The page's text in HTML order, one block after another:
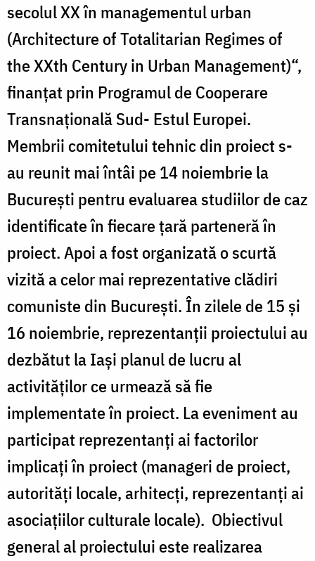
secolul XX în managementul urban
(Architecture of Totalitarian Regimes of
the XXth Century in Urban Management)“,
finanţat prin Programul de Cooperare
Transnaţională Sud- Estul Europei.
Membrii comitetului tehnic din proiect s-
au reunit mai întâi pe 14 noiembrie la
Bucureşti pentru evaluarea studiilor de caz
identificate în fiecare ţară parteneră în
proiect. Apoi a fost organizată o scurtă
vizită a celor mai reprezentative clădiri
comuniste din Bucureşti. În zilele de 15 şi
16 noiembrie, reprezentanţii proiectului au
dezbătut la Iaşi planul de lucru al
activităţilor ce urmează să fie
implementate în proiect. La eveniment au
participat reprezentanţi ai factorilor
implicaţi în proiect (manageri de proiect,
autorităţi locale, arhitecţi, reprezentanţi ai
asociaţiilor culturale locale). Obiectivul
general al proiectului este realizarea